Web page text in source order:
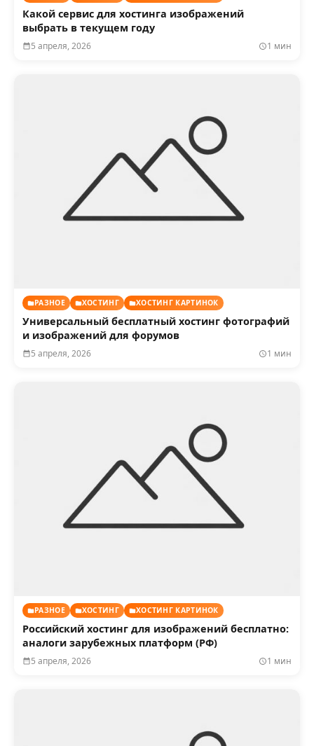
Какой сервис для хостинга изображений
выбрать в текущем году
5 апреля, 2026 1 мин
РАЗНОЕ ХОСТИНГ ХОСТИНГ КАРТИНОК
Универсальный бесплатный хостинг фотографий
и изображений для форумов
5 апреля, 2026 1 мин
РАЗНОЕ ХОСТИНГ ХОСТИНГ КАРТИНОК
Российский хостинг для изображений бесплатно:
аналоги зарубежных платформ (РФ)
5 апреля, 2026 1 мин